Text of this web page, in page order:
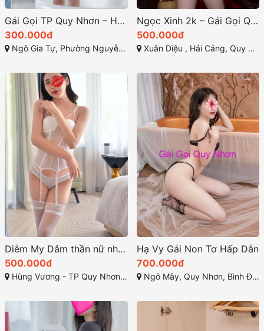
Gái Gọi TP Quy Nhơn – Hồng Ngọc Gái Xinh Vú To Bím Đẹp Dâm, Hàng Ngon Giá Rẻ
300.000đ
Ngô Gia Tự, Phường Nguyễn Văn Cừ, Thành phố Quy Nhơn, Tỉnh Bình Định
Ngọc Xinh 2k – Gái Gọi Quy Nhơn Đẹp Toàn Diện
500.000đ
Xuân Diệu , Hải Cảng, Quy Nhơn
Diễm My Dâm thần nữ nhi đa tình nhất Quy Nhơn
500.000đ
Hùng Vương - TP Quy Nhơn - Bình Định
Hạ Vy Gái Non Tơ Hấp Dẫn
700.000đ
Ngô Mây, Quy Nhơn, Bình Định